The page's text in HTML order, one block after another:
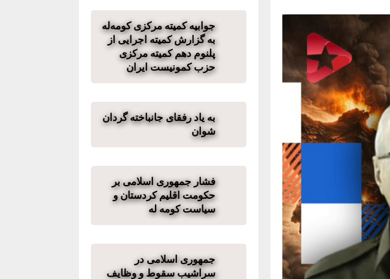
جوابیە کمیتە مرکزی کومەلە
بە گزارش کمیتە اجرایی از
پلنوم دهم کمیته مرکزی
حزب کمونیست ایران
به یاد رفقای جانباخته گردان
شوان
فشار جمهوری اسلامی بر
حکومت اقلیم کردستان و
سیاست کومه له
جمهوری اسلامی در
سراشیب سقوط و وظایف